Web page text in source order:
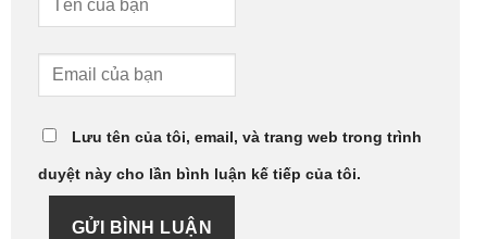
Lưu tên của tôi, email, và trang web trong trình
duyệt này cho lần bình luận kế tiếp của tôi.
GỬI BÌNH LUẬN